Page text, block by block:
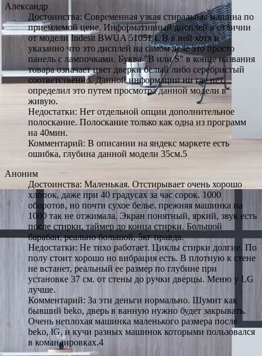
Александр
Достоинства: Современная узкая стиральная машина по
приемлемой цене. Информативный дисплей в отличии
от модели Indesit BWUA 51051 L B в ней хотя и
указанно что это дисплей на самом деле это просто
панель с лампочками. Буква "B или S" в конце названия
товара означает цвет дверки белый либо серебристый
соответственно. Данной информации ни где нет,
определил это путем просмотра данной модели в
живую.
Недостатки: Нет отдельной опции дополнительное
полоскание. Полоскание только как одна из программ
на 40мин.
Комментарий: В описании на яндекс маркете есть
ошибка, глубина данной модели 35см.5
Аноним
Достоинства: Маленькая. Отстирывает очень хорошо
хлопок, даже при 40 градусах за час сорок. 1000
оборотов, но почти сухое белье. прежняя машинка на
1000 так не отжимала. Экран понятный, яркий, звук есть
после стирки, таймер до конца стирки. Большой
барабан, реально большой, 5кг правда.
Недостатки: Не тихо работает. Циклы стирки долгие. По
полу стоит хорошо но вибрация есть. В плотную к стене
не встанет, реальный ее размер по глубине при
установке 37 см. от стены до ручки дверцы. Меню у LG
лучше.
Комментарий: За эти деньги нормально. Шумит как
бывший beko, дверь в ванную нужно будет закрывать.
Очень неплохая машинка маленького размера после
beko, lG, и кучи разных машинок которыми пользовался
в командировках.4